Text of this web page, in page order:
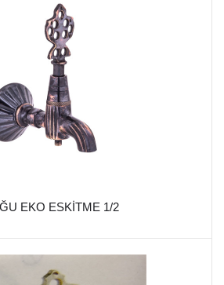
EKO ESKİTME 1/2